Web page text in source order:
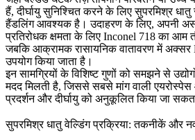
हैं, दीर्घायु सुनिश्चित करने के लिए सुपरमिश्र
हैंडलिंग आवश्यक है। उदाहरण के लिए, अपनी
प्रतिरोधक क्षमता के लिए Inconel 718का आम
जबकि आक्रामक रासायनिक वातावरण में अक्सर
उपयोग किया जाता है।
इन सामग्रियों के विशिष्ट गुणों को समझने से
मदद मिलती है, जिससे सबसे मांग वाली
प्रदर्शन और दीर्घायु को अनुकूलित किया जा
सुपरमिश्र धातु वेल्डिंग प्रक्रिया: तकनीकें और